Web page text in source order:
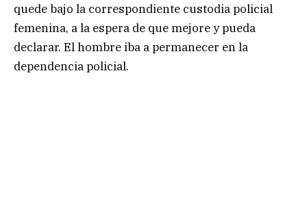
quede bajo la correspondiente custodia policial
femenina, a la espera de que mejore y pueda
declarar. El hombre iba a permanecer en la
dependencia policial.